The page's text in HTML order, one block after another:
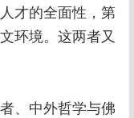
才的全面性，第
环境。这两者又
、中外哲学与佛